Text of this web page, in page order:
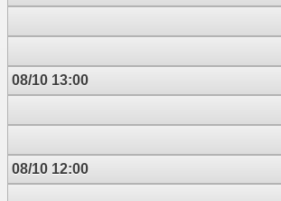
08/10 13:00
08/10 12:00